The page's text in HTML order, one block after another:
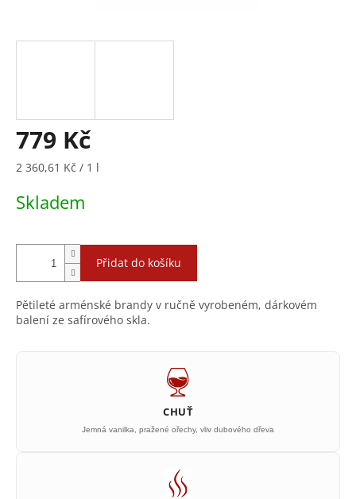
779 Kč
Měrná
2 360,61 Kč / 1 l
Skladem
Přidat do košíku
Pětileté arménské brandy v ručně vyrobeném, dárkovém
balení ze safírového skla.
CHUŤ
Jemná vanilka, pražené ořechy, vliv dubového dřeva